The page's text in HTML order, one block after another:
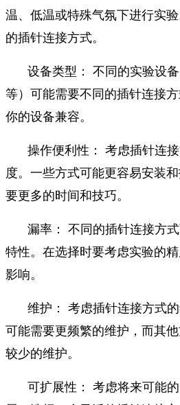
温、低温或特殊气氛下进行实
的插针连接方式。
设备类型： 不同的实验设
等）可能需要不同的插针连接
你的设备兼容。
操作便利性： 考虑插针连
度。一些方式可能更容易安装
要更多的时间和技巧。
漏率： 不同的插针连接方
特性。在选择时要考虑实验的
影响。
维护： 考虑插针连接方式
可能需要更频繁的维护，而其
较少的维护。
可扩展性： 考虑将来可能